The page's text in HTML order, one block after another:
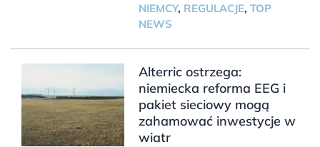
NIEMCY, REGULACJE, TOP
NEWS
Alterric ostrzega:
niemiecka reforma EEG i
pakiet sieciowy mogą
zahamować inwestycje w
wiatr